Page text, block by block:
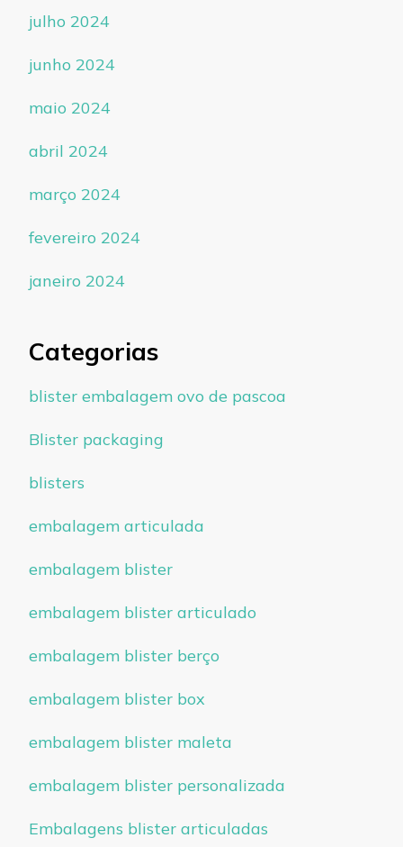
julho 2024
junho 2024
maio 2024
abril 2024
março 2024
fevereiro 2024
janeiro 2024
Categorias
blister embalagem ovo de pascoa
Blister packaging
blisters
embalagem articulada
embalagem blister
embalagem blister articulado
embalagem blister berço
embalagem blister box
embalagem blister maleta
embalagem blister personalizada
Embalagens blister articuladas